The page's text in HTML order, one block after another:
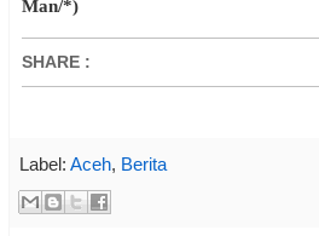
Man/*)
SHARE :
Label: Aceh, Berita